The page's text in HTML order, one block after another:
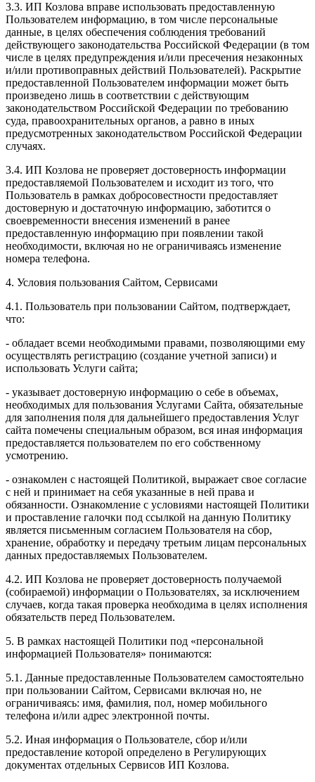
3.3. ИП Козлова вправе использовать предоставленную
Пользователем информацию, в том числе персональные
данные, в целях обеспечения соблюдения требований
действующего законодательства Российской Федерации (в том
числе в целях предупреждения и/или пресечения незаконных
и/или противоправных действий Пользователей). Раскрытие
предоставленной Пользователем информации может быть
произведено лишь в соответствии с действующим
законодательством Российской Федерации по требованию
суда, правоохранительных органов, а равно в иных
предусмотренных законодательством Российской Федерации
случаях.
3.4. ИП Козлова не проверяет достоверность информации
предоставляемой Пользователем и исходит из того, что
Пользователь в рамках добросовестности предоставляет
достоверную и достаточную информацию, заботится о
своевременности внесения изменений в ранее
предоставленную информацию при появлении такой
необходимости, включая но не ограничиваясь изменение
номера телефона.
4. Условия пользования Сайтом, Сервисами
4.1. Пользователь при пользовании Сайтом, подтверждает,
что:
- обладает всеми необходимыми правами, позволяющими ему
осуществлять регистрацию (создание учетной записи) и
использовать Услуги сайта;
- указывает достоверную информацию о себе в объемах,
необходимых для пользования Услугами Сайта, обязательные
для заполнения поля для дальнейшего предоставления Услуг
сайта помечены специальным образом, вся иная информация
предоставляется пользователем по его собственному
усмотрению.
- ознакомлен с настоящей Политикой, выражает свое согласие
с ней и принимает на себя указанные в ней права и
обязанности. Ознакомление с условиями настоящей Политики
и проставление галочки под ссылкой на данную Политику
является письменным согласием Пользователя на сбор,
хранение, обработку и передачу третьим лицам персональных
данных предоставляемых Пользователем.
4.2. ИП Козлова не проверяет достоверность получаемой
(собираемой) информации о Пользователях, за исключением
случаев, когда такая проверка необходима в целях исполнения
обязательств перед Пользователем.
5. В рамках настоящей Политики под «персональной
информацией Пользователя» понимаются:
5.1. Данные предоставленные Пользователем самостоятельно
при пользовании Сайтом, Сервисами включая но, не
ограничиваясь: имя, фамилия, пол, номер мобильного
телефона и/или адрес электронной почты.
5.2. Иная информация о Пользователе, сбор и/или
предоставление которой определено в Регулирующих
документах отдельных Сервисов ИП Козлова.